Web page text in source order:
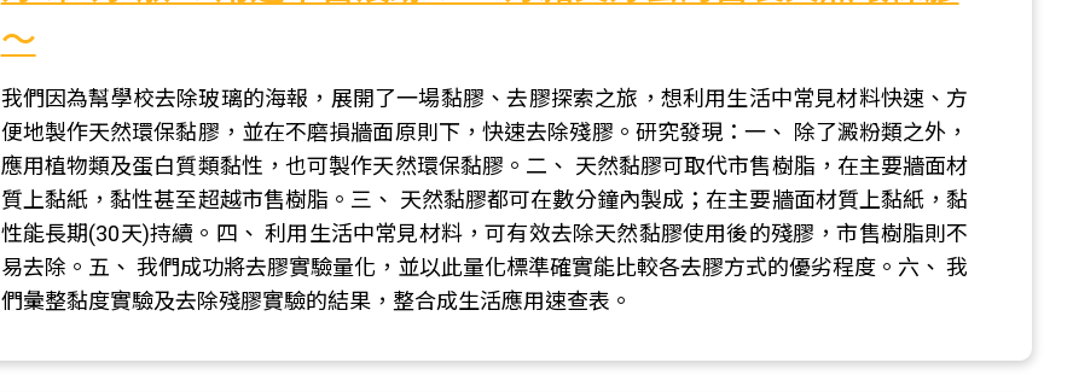
～
我們因為幫學校去除玻璃的海報，展開了一場黏膠、去膠探索之旅，想利用生活中常見材料快速、方
便地製作天然環保黏膠，並在不磨損牆面原則下，快速去除殘膠。研究發現：一、 除了澱粉類之外，
應用植物類及蛋白質類黏性，也可製作天然環保黏膠。二、 天然黏膠可取代市售樹脂，在主要牆面材
質上黏紙，黏性甚至超越市售樹脂。三、 天然黏膠都可在數分鐘內製成；在主要牆面材質上黏紙，黏
性能長期(30天)持續。四、 利用生活中常見材料，可有效去除天然黏膠使用後的殘膠，市售樹脂則不
易去除。五、 我們成功將去膠實驗量化，並以此量化標準確實能比較各去膠方式的優劣程度。六、 我
們彙整黏度實驗及去除殘膠實驗的結果，整合成生活應用速查表。